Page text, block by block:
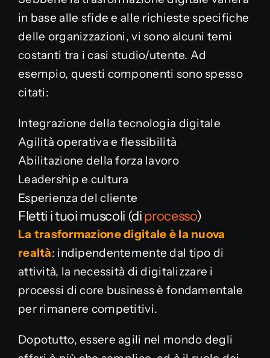
in base alle sfide e alle richieste specifiche
delle organizzazioni, vi sono alcuni temi
costanti tra i casi studio/utente. Ad
esempio, questi componenti sono spesso
citati:
Integrazione della tecnologia digitale
Agilità operativa e flessibilità
Abilitazione della forza lavoro
Leadership e cultura
Esperienza del cliente
Fletti i tuoi muscoli (diprocesso)
La trasformazione digitale è la nuova
realtà: indipendentemente dal tipo di
attività, la necessità di digitalizzare i
processi di core business è fondamentale
per rimanere competitivi.
Dopotutto, essere agili nel mondo degli